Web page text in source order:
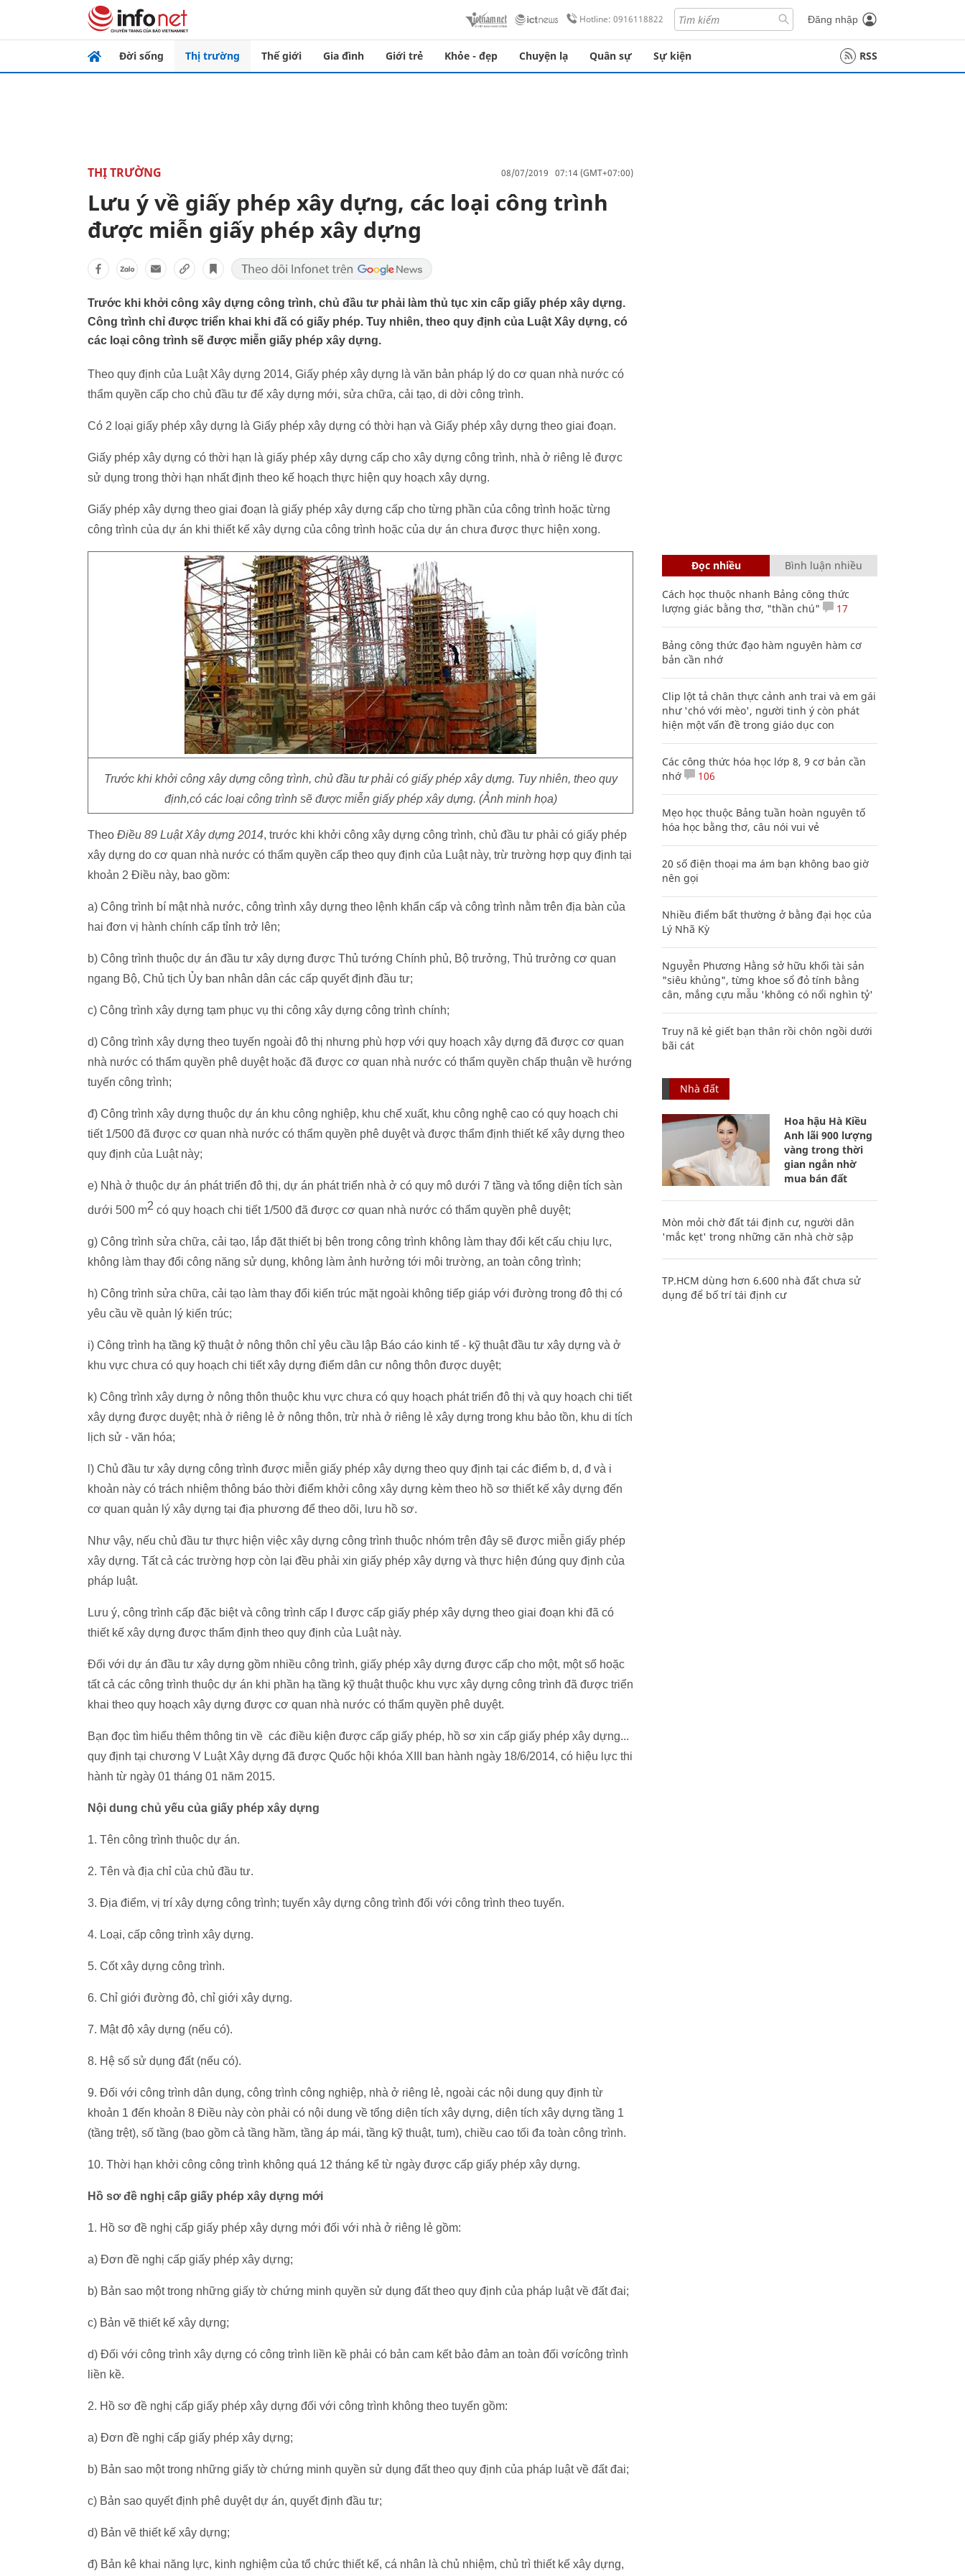
Hotline: 0916118822 Đăng nhập
Đời sống Thị trường Thế giới Gia đình Giới trẻ Khỏe - đẹp Chuyện lạ Quân sự Sự kiện RSS
THỊ TRƯỜNG 08/07/2019 07:14 (GMT+07:00)
Lưu ý về giấy phép xây dựng, các loại công trình
được miễn giấy phép xây dựng
Trước khi khởi công xây dựng công trình, chủ đầu tư phải làm thủ tục xin cấp giấy phép xây dựng.
Công trình chỉ được triển khai khi đã có giấy phép. Tuy nhiên, theo quy định của Luật Xây dựng, có
các loại công trình sẽ được miễn giấy phép xây dựng.
Theo quy định của Luật Xây dựng 2014, Giấy phép xây dựng là văn bản pháp lý do cơ quan nhà nước có
thẩm quyền cấp cho chủ đầu tư để xây dựng mới, sửa chữa, cải tạo, di dời công trình.
Có 2 loại giấy phép xây dựng là Giấy phép xây dựng có thời hạn và Giấy phép xây dựng theo giai đoạn.
Giấy phép xây dựng có thời hạn là giấy phép xây dựng cấp cho xây dựng công trình, nhà ở riêng lẻ được
sử dụng trong thời hạn nhất định theo kế hoạch thực hiện quy hoạch xây dựng.
Giấy phép xây dựng theo giai đoạn là giấy phép xây dựng cấp cho từng phần của công trình hoặc từng
công trình của dự án khi thiết kế xây dựng của công trình hoặc của dự án chưa được thực hiện xong.
Trước khi khởi công xây dựng công trình, chủ đầu tư phải có giấy phép xây dựng. Tuy nhiên, theo quy
định,có các loại công trình sẽ được miễn giấy phép xây dựng. (Ảnh minh họa)
Theo Điều 89 Luật Xây dựng 2014, trước khi khởi công xây dựng công trình, chủ đầu tư phải có giấy phép
xây dựng do cơ quan nhà nước có thẩm quyền cấp theo quy định của Luật này, trừ trường hợp quy định tại
khoản 2 Điều này, bao gồm:
a) Công trình bí mật nhà nước, công trình xây dựng theo lệnh khẩn cấp và công trình nằm trên địa bàn của
hai đơn vị hành chính cấp tỉnh trở lên;
b) Công trình thuộc dự án đầu tư xây dựng được Thủ tướng Chính phủ, Bộ trưởng, Thủ trưởng cơ quan
ngang Bộ, Chủ tịch Ủy ban nhân dân các cấp quyết định đầu tư;
c) Công trình xây dựng tạm phục vụ thi công xây dựng công trình chính;
d) Công trình xây dựng theo tuyến ngoài đô thị nhưng phù hợp với quy hoạch xây dựng đã được cơ quan
nhà nước có thẩm quyền phê duyệt hoặc đã được cơ quan nhà nước có thẩm quyền chấp thuận về hướng
tuyến công trình;
đ) Công trình xây dựng thuộc dự án khu công nghiệp, khu chế xuất, khu công nghệ cao có quy hoạch chi
tiết 1/500 đã được cơ quan nhà nước có thẩm quyền phê duyệt và được thẩm định thiết kế xây dựng theo
quy định của Luật này;
e) Nhà ở thuộc dự án phát triển đô thị, dự án phát triển nhà ở có quy mô dưới 7 tầng và tổng diện tích sàn
dưới 500 m2 có quy hoạch chi tiết 1/500 đã được cơ quan nhà nước có thẩm quyền phê duyệt;
g) Công trình sửa chữa, cải tạo, lắp đặt thiết bị bên trong công trình không làm thay đổi kết cấu chịu lực,
không làm thay đổi công năng sử dụng, không làm ảnh hưởng tới môi trường, an toàn công trình;
h) Công trình sửa chữa, cải tạo làm thay đổi kiến trúc mặt ngoài không tiếp giáp với đường trong đô thị có
yêu cầu về quản lý kiến trúc;
i) Công trình hạ tầng kỹ thuật ở nông thôn chỉ yêu cầu lập Báo cáo kinh tế - kỹ thuật đầu tư xây dựng và ở
khu vực chưa có quy hoạch chi tiết xây dựng điểm dân cư nông thôn được duyệt;
k) Công trình xây dựng ở nông thôn thuộc khu vực chưa có quy hoạch phát triển đô thị và quy hoạch chi tiết
xây dựng được duyệt; nhà ở riêng lẻ ở nông thôn, trừ nhà ở riêng lẻ xây dựng trong khu bảo tồn, khu di tích
lịch sử - văn hóa;
l) Chủ đầu tư xây dựng công trình được miễn giấy phép xây dựng theo quy định tại các điểm b, d, đ và i
khoản này có trách nhiệm thông báo thời điểm khởi công xây dựng kèm theo hồ sơ thiết kế xây dựng đến
cơ quan quản lý xây dựng tại địa phương để theo dõi, lưu hồ sơ.
Như vậy, nếu chủ đầu tư thực hiện việc xây dựng công trình thuộc nhóm trên đây sẽ được miễn giấy phép
xây dựng. Tất cả các trường hợp còn lại đều phải xin giấy phép xây dựng và thực hiện đúng quy định của
pháp luật.
Lưu ý, công trình cấp đặc biệt và công trình cấp I được cấp giấy phép xây dựng theo giai đoạn khi đã có
thiết kế xây dựng được thẩm định theo quy định của Luật này.
Đối với dự án đầu tư xây dựng gồm nhiều công trình, giấy phép xây dựng được cấp cho một, một số hoặc
tất cả các công trình thuộc dự án khi phần hạ tầng kỹ thuật thuộc khu vực xây dựng công trình đã được triển
khai theo quy hoạch xây dựng được cơ quan nhà nước có thẩm quyền phê duyệt.
Bạn đọc tìm hiểu thêm thông tin về các điều kiện được cấp giấy phép, hồ sơ xin cấp giấy phép xây dựng...
quy định tại chương V Luật Xây dựng đã được Quốc hội khóa XIII ban hành ngày 18/6/2014, có hiệu lực thi
hành từ ngày 01 tháng 01 năm 2015.
Nội dung chủ yếu của giấy phép xây dựng
1. Tên công trình thuộc dự án.
2. Tên và địa chỉ của chủ đầu tư.
3. Địa điểm, vị trí xây dựng công trình; tuyến xây dựng công trình đối với công trình theo tuyến.
4. Loại, cấp công trình xây dựng.
5. Cốt xây dựng công trình.
6. Chỉ giới đường đỏ, chỉ giới xây dựng.
7. Mật độ xây dựng (nếu có).
8. Hệ số sử dụng đất (nếu có).
9. Đối với công trình dân dụng, công trình công nghiệp, nhà ở riêng lẻ, ngoài các nội dung quy định từ
khoản 1 đến khoản 8 Điều này còn phải có nội dung về tổng diện tích xây dựng, diện tích xây dựng tầng 1
(tầng trệt), số tầng (bao gồm cả tầng hầm, tầng áp mái, tầng kỹ thuật, tum), chiều cao tối đa toàn công trình.
10. Thời hạn khởi công công trình không quá 12 tháng kể từ ngày được cấp giấy phép xây dựng.
Hồ sơ đề nghị cấp giấy phép xây dựng mới
1. Hồ sơ đề nghị cấp giấy phép xây dựng mới đối với nhà ở riêng lẻ gồm:
a) Đơn đề nghị cấp giấy phép xây dựng;
b) Bản sao một trong những giấy tờ chứng minh quyền sử dụng đất theo quy định của pháp luật về đất đai;
c) Bản vẽ thiết kế xây dựng;
d) Đối với công trình xây dựng có công trình liền kề phải có bản cam kết bảo đảm an toàn đối vơícông trình
liền kề.
2. Hồ sơ đề nghị cấp giấy phép xây dựng đối với công trình không theo tuyến gồm:
a) Đơn đề nghị cấp giấy phép xây dựng;
b) Bản sao một trong những giấy tờ chứng minh quyền sử dụng đất theo quy định của pháp luật về đất đai;
c) Bản sao quyết định phê duyệt dự án, quyết định đầu tư;
d) Bản vẽ thiết kế xây dựng;
đ) Bản kê khai năng lực, kinh nghiệm của tổ chức thiết kế, cá nhân là chủ nhiệm, chủ trì thiết kế xây dựng,
Đọc nhiều Bình luận nhiều
Cách học thuộc nhanh Bảng công thức
lượng giác bằng thơ, "thần chú"
17
Bảng công thức đạo hàm nguyên hàm cơ
bản cần nhớ
Clip lột tả chân thực cảnh anh trai và em gái
như 'chó với mèo', người tinh ý còn phát
hiện một vấn đề trong giáo dục con
Các công thức hóa học lớp 8, 9 cơ bản cần
nhớ
106
Mẹo học thuộc Bảng tuần hoàn nguyên tố
hóa học bằng thơ, câu nói vui vẻ
20 số điện thoại ma ám bạn không bao giờ
nên gọi
Nhiều điểm bất thường ở bằng đại học của
Lý Nhã Kỳ
Nguyễn Phương Hằng sở hữu khối tài sản
"siêu khủng", từng khoe sổ đỏ tính bằng
cân, mắng cựu mẫu 'không có nổi nghìn tỷ'
Truy nã kẻ giết bạn thân rồi chôn ngồi dưới
bãi cát
Nhà đất
Hoa hậu Hà Kiều
Anh lãi 900 lượng
vàng trong thời
gian ngắn nhờ
mua bán đất
Mòn mỏi chờ đất tái định cư, người dân
'mắc kẹt' trong những căn nhà chờ sập
TP.HCM dùng hơn 6.600 nhà đất chưa sử
dụng để bố trí tái định cư